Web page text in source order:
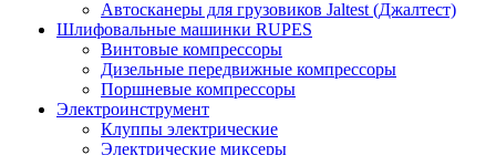
Автосканеры для грузовиков Jaltest (Джалтест)
Шлифовальные машинки RUPES
Винтовые компрессоры
Дизельные передвижные компрессоры
Поршневые компрессоры
Электроинструмент
Клуппы электрические
Электрические миксеры